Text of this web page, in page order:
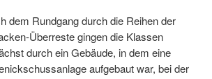
dem Rundgang durch die Reihen der
Überreste gingen die Klassen
durch ein Gebäude, in dem eine
aufgebaut war, bei der